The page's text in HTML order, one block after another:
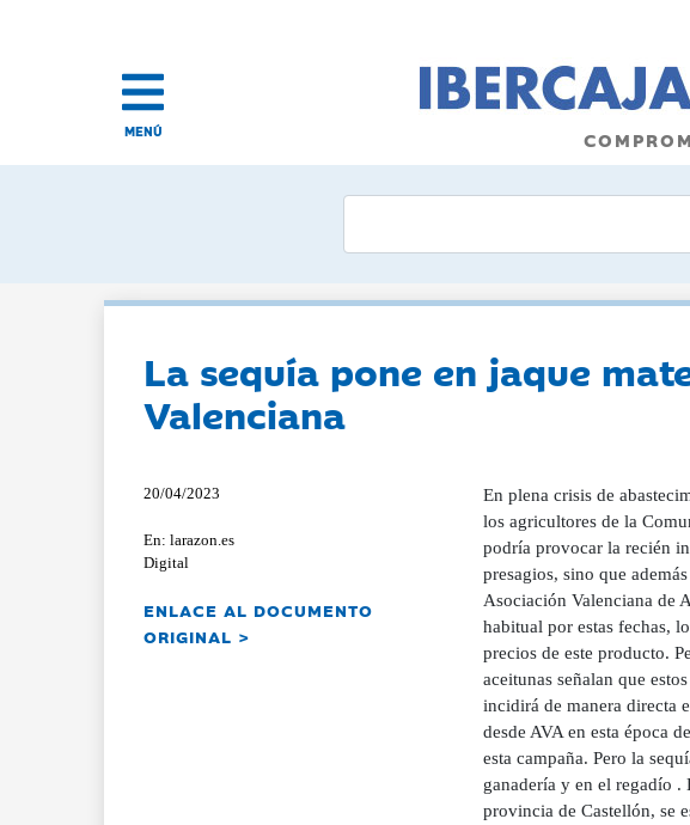
MENÚ
La sequía pone en jaque
Valenciana
20/04/2023
En: larazon.es
Digital
ENLACE AL DOCUMENTO
ORIGINAL >
En plena crisis de
los agricultores de la
podría provocar la recién
presagios, sino que
Asociación Valenciana de
habitual por estas fechas,
precios de este producto.
aceitunas señalan que
incidirá de manera directa
desde AVA en esta época
esta campaña. Pero la
ganadería y en el regadío .
provincia de Castellón, se